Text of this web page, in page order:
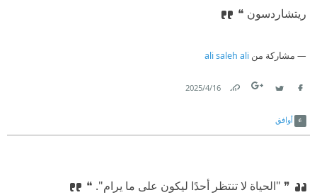
ريتشاردسون‏ ❝
مشاركة من ali saleh ali
16‏/4‏/2025
أوافق
❞ "الحياة لا تنتظر أحدًا ليكون على ما يرام". ❝